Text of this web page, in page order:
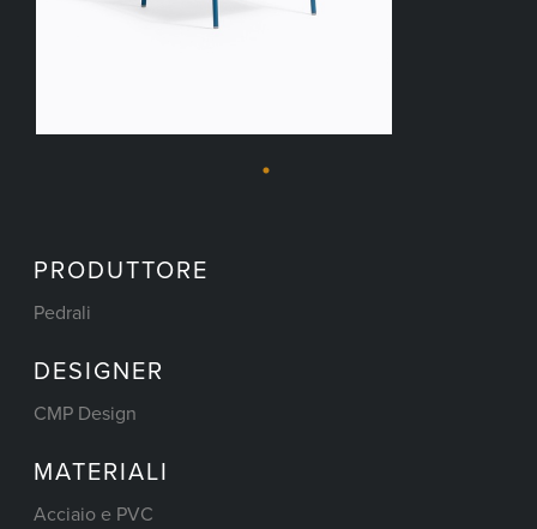
PRODUTTORE
Pedrali
DESIGNER
CMP Design
MATERIALI
Acciaio e PVC